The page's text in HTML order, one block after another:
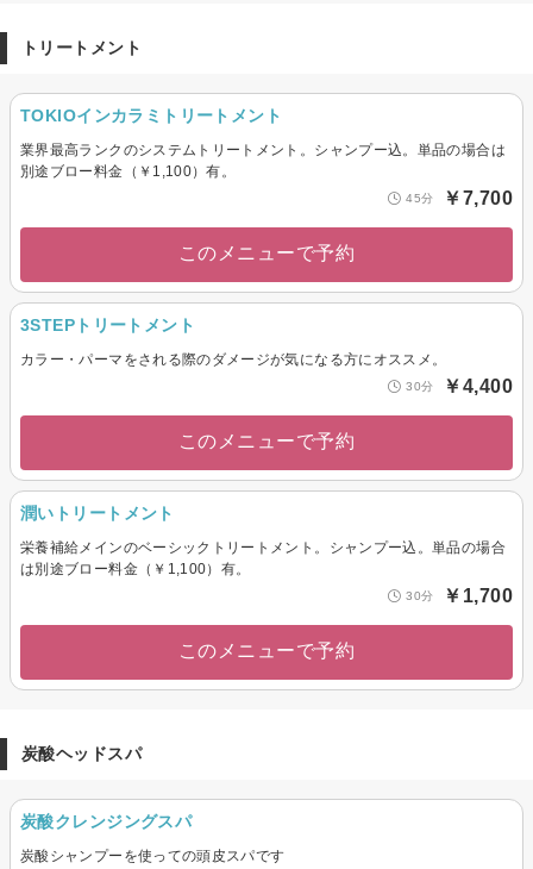
トリートメント
TOKIOインカラミトリートメント
業界最高ランクのシステムトリートメント。シャンプー込。単品の場合は
別途ブロー料金（￥1,100）有。
45分 ￥7,700
このメニューで予約
3STEPトリートメント
カラー・パーマをされる際のダメージが気になる方にオススメ。
30分 ￥4,400
このメニューで予約
潤いトリートメント
栄養補給メインのベーシックトリートメント。シャンプー込。単品の場合
は別途ブロー料金（￥1,100）有。
30分 ￥1,700
このメニューで予約
炭酸ヘッドスパ
炭酸クレンジングスパ
炭酸シャンプーを使っての頭皮スパです